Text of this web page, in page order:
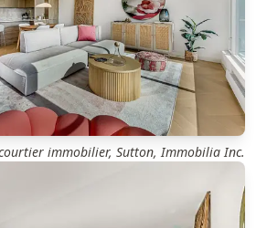
immobilier, Sutton, Immobilia Inc.